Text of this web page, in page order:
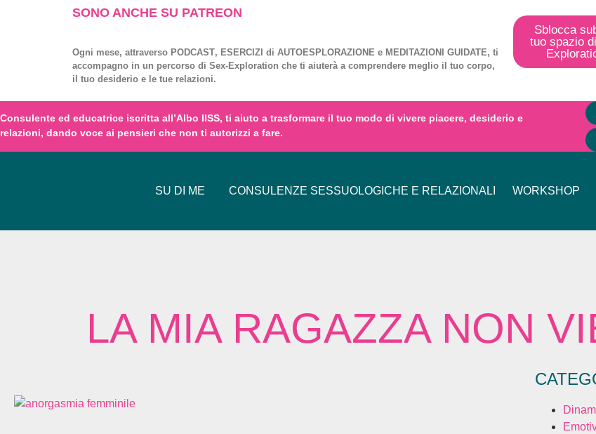
SONO ANCHE SU PATREON
Ogni mese, attraverso PODCAST, ESERCIZI di AUTOESPLORAZIONE e MEDITAZIONI GUIDATE, ti
accompagno in un percorso di Sex-Exploration che ti aiuterà a comprendere meglio il tuo corpo,
il tuo desiderio e le tue relazioni.
Sblocca
tuo spazio
Consulente ed educatrice iscritta all’Albo IISS, ti aiuto a trasformare il tuo modo di vivere piacere, desiderio e
relazioni, dando voce ai pensieri che non ti autorizzi a fare.
SU DI ME CONSULENZE SESSUOLOGICHE E RELAZIONALI WORKSHOP
LA MIA RAGAZZA NON